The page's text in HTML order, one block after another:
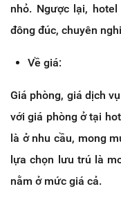
nhỏ. Ngược lại,
đông đúc, chuyên
Về giá:
Giá phòng, giá dịch
với giá phòng ở tại
là ở nhu cầu, mong
lựa chọn lưu trú là
nằm ở mức giá cả.